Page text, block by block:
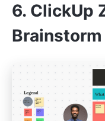
6. ClickUp